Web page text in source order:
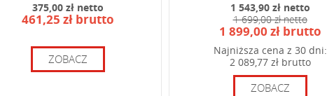
375,00 zł netto
461,25 zł brutto
ZOBACZ
1 543,90 zł netto
1 699,00 zł netto
1 899,00 zł brutto
Najniższa cena z 30 dni:
2 089,77 zł brutto
ZOBACZ